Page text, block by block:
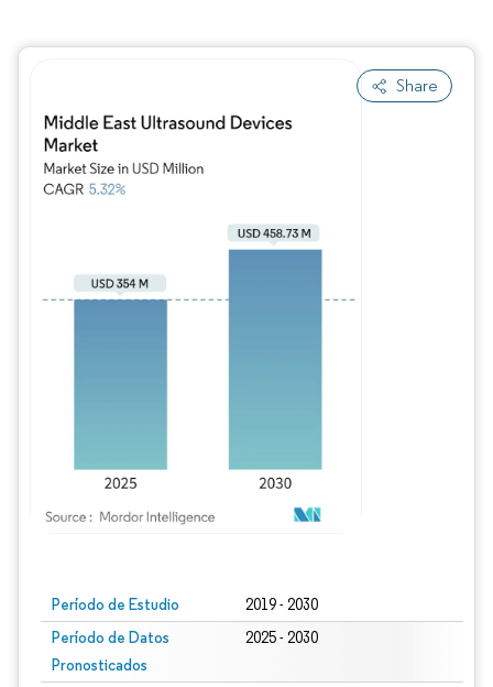
Share
Período de Estudio 2019 - 2030
Período de Datos
Pronosticados
2025 - 2030